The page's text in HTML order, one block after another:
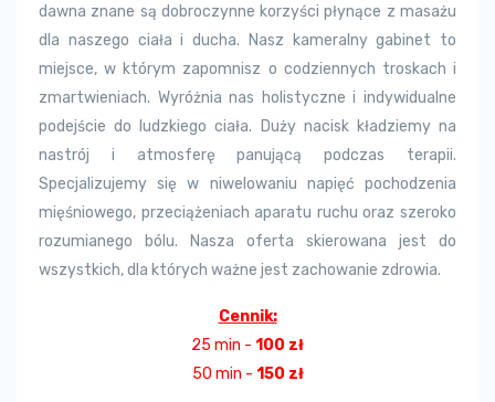
dawna znane są dobroczynne korzyści płynące z masażu
dla naszego ciała i ducha. Nasz kameralny gabinet to
miejsce, w którym zapomnisz o codziennych troskach i
zmartwieniach. Wyróżnia nas holistyczne i indywidualne
podejście do ludzkiego ciała. Duży nacisk kładziemy na
nastrój i atmosferę panującą podczas terapii.
Specjalizujemy się w niwelowaniu napięć pochodzenia
mięśniowego, przeciążeniach aparatu ruchu oraz szeroko
rozumianego bólu. Nasza oferta skierowana jest do
wszystkich, dla których ważne jest zachowanie zdrowia.
Cennik:
25 min - 100 zł
50 min - 150 zł